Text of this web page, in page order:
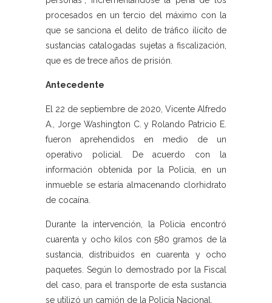
procesados en un tercio del máximo con la
que se sanciona el delito de tráfico ilícito de
sustancias catalogadas sujetas a fiscalización,
que es de trece años de prisión.
Antecedente
El 22 de septiembre de 2020, Vicente Alfredo
A., Jorge Washington C. y Rolando Patricio E.
fueron aprehendidos en medio de un
operativo policial. De acuerdo con la
información obtenida por la Policía, en un
inmueble se estaría almacenando clorhidrato
de cocaína.
Durante la intervención, la Policía encontró
cuarenta y ocho kilos con 580 gramos de la
sustancia, distribuidos en cuarenta y ocho
paquetes. Según lo demostrado por la Fiscal
del caso, para el transporte de esta sustancia
se utilizó un camión de la Policía Nacional.